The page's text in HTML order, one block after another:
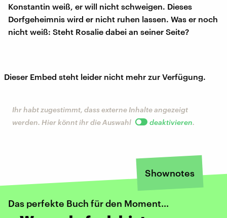
Konstantin weiß, er will nicht schweigen. Dieses
Dorfgeheimnis wird er nicht ruhen lassen. Was er noch
nicht weiß: Steht Rosalie dabei an seiner Seite?
Dieser Embed steht leider nicht mehr zur Verfügung.
Ihr habt zugestimmt, dass externe Inhalte angezeigt
werden. Hier könnt ihr die Auswahl
deaktivieren.
Shownotes
Das perfekte Buch für den Moment...